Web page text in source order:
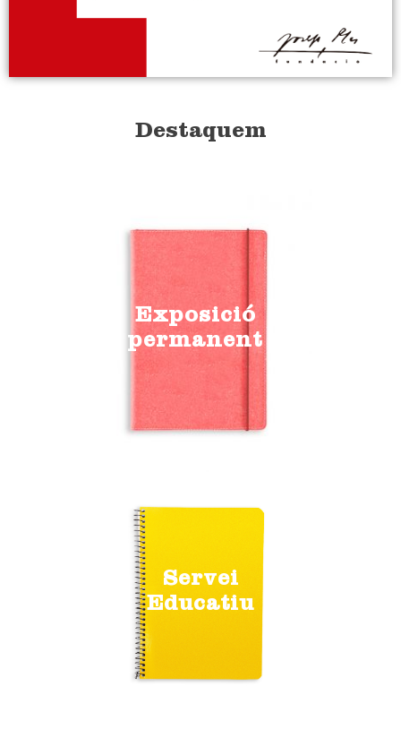
Destaquem
Exposició
permanent
Servei
Educatiu